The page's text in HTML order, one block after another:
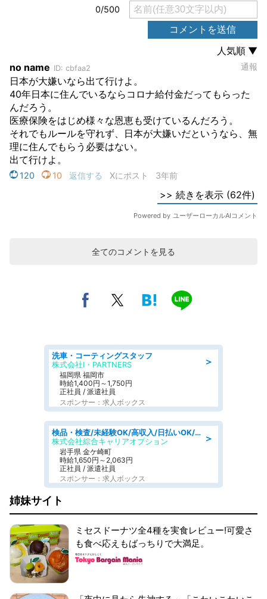
全てのコメントを見る
＞
洗車・コーティングスタッフ
株式会社I・PARTNERS
福岡県 福岡市
時給1,400円～1,750円
正社員 / 派遣社員
スポンサー：求人ボックス
＞
検品・検査/未経験OK/高収入/日払いOK/交替制/20・30・40代活躍中
株式会社綜合キャリアオプション
岩手県 金ケ崎町
時給1,650円～2,063円
正社員 / 派遣社員
スポンサー：求人ボックス
姉妹サイト
ミセスドーナツ全4種を実食レビュー!可愛さ
も食べ応えもばっちりで大満足。